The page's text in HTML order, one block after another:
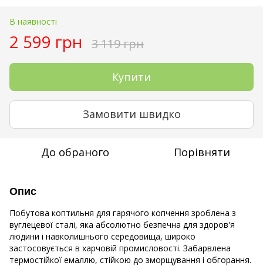
В наявності
2 599 грн 3 119 грн
Купити
Замовити швидко
До обраного Порівняти
Опис
Побутова коптильня для гарячого копчення зроблена з
вуглецевої сталі, яка абсолютно безпечна для здоров'я
людини і навколишнього середовища, широко
застосовується в харчовій промисловості. Забарвлена ​​
термостійкої емаллю, стійкою до зморщування і обгорання.